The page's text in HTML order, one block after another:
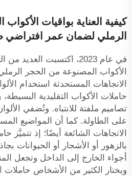
كيفية العناية بواقيات
الرملي لضمان عمر افتراضي
في عام 2023، اكتسبت
الأكواب المصنوعة من الحجر
الاتجاهات المستحدثة استخدام
حاملات الأكواب التقليدية
تصاميم ملفتة للانتباه. وتُضفي
على الطاولة. كما أن المواضيع
الاتجاهات الشائعة أيضًا؛ إذ تتميَّز
بالزهور أو الأشجار أو الحيوانات
أجواء الخارج إلى الداخل وتجعل
ويختار الكثير من الأشخاص حاملات